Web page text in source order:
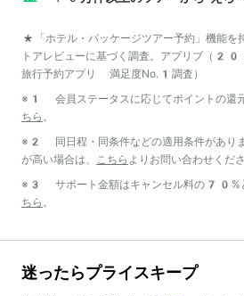
*「ホテル・パッケージツアー予約」機能を
トアレビューに基づく調査。アプリブ
旅行予約アプリ 満足度No.1調査）
※1 会員ステータスに応じてポイントの還
ちら 。
※2 同日程・同条件などの適用条件があり
が高い場合は、 こちら よりお問い合わせくださ
※3 サポート金額はキャンセル料の70%と
ちら 。
迷ったらプライスキープ